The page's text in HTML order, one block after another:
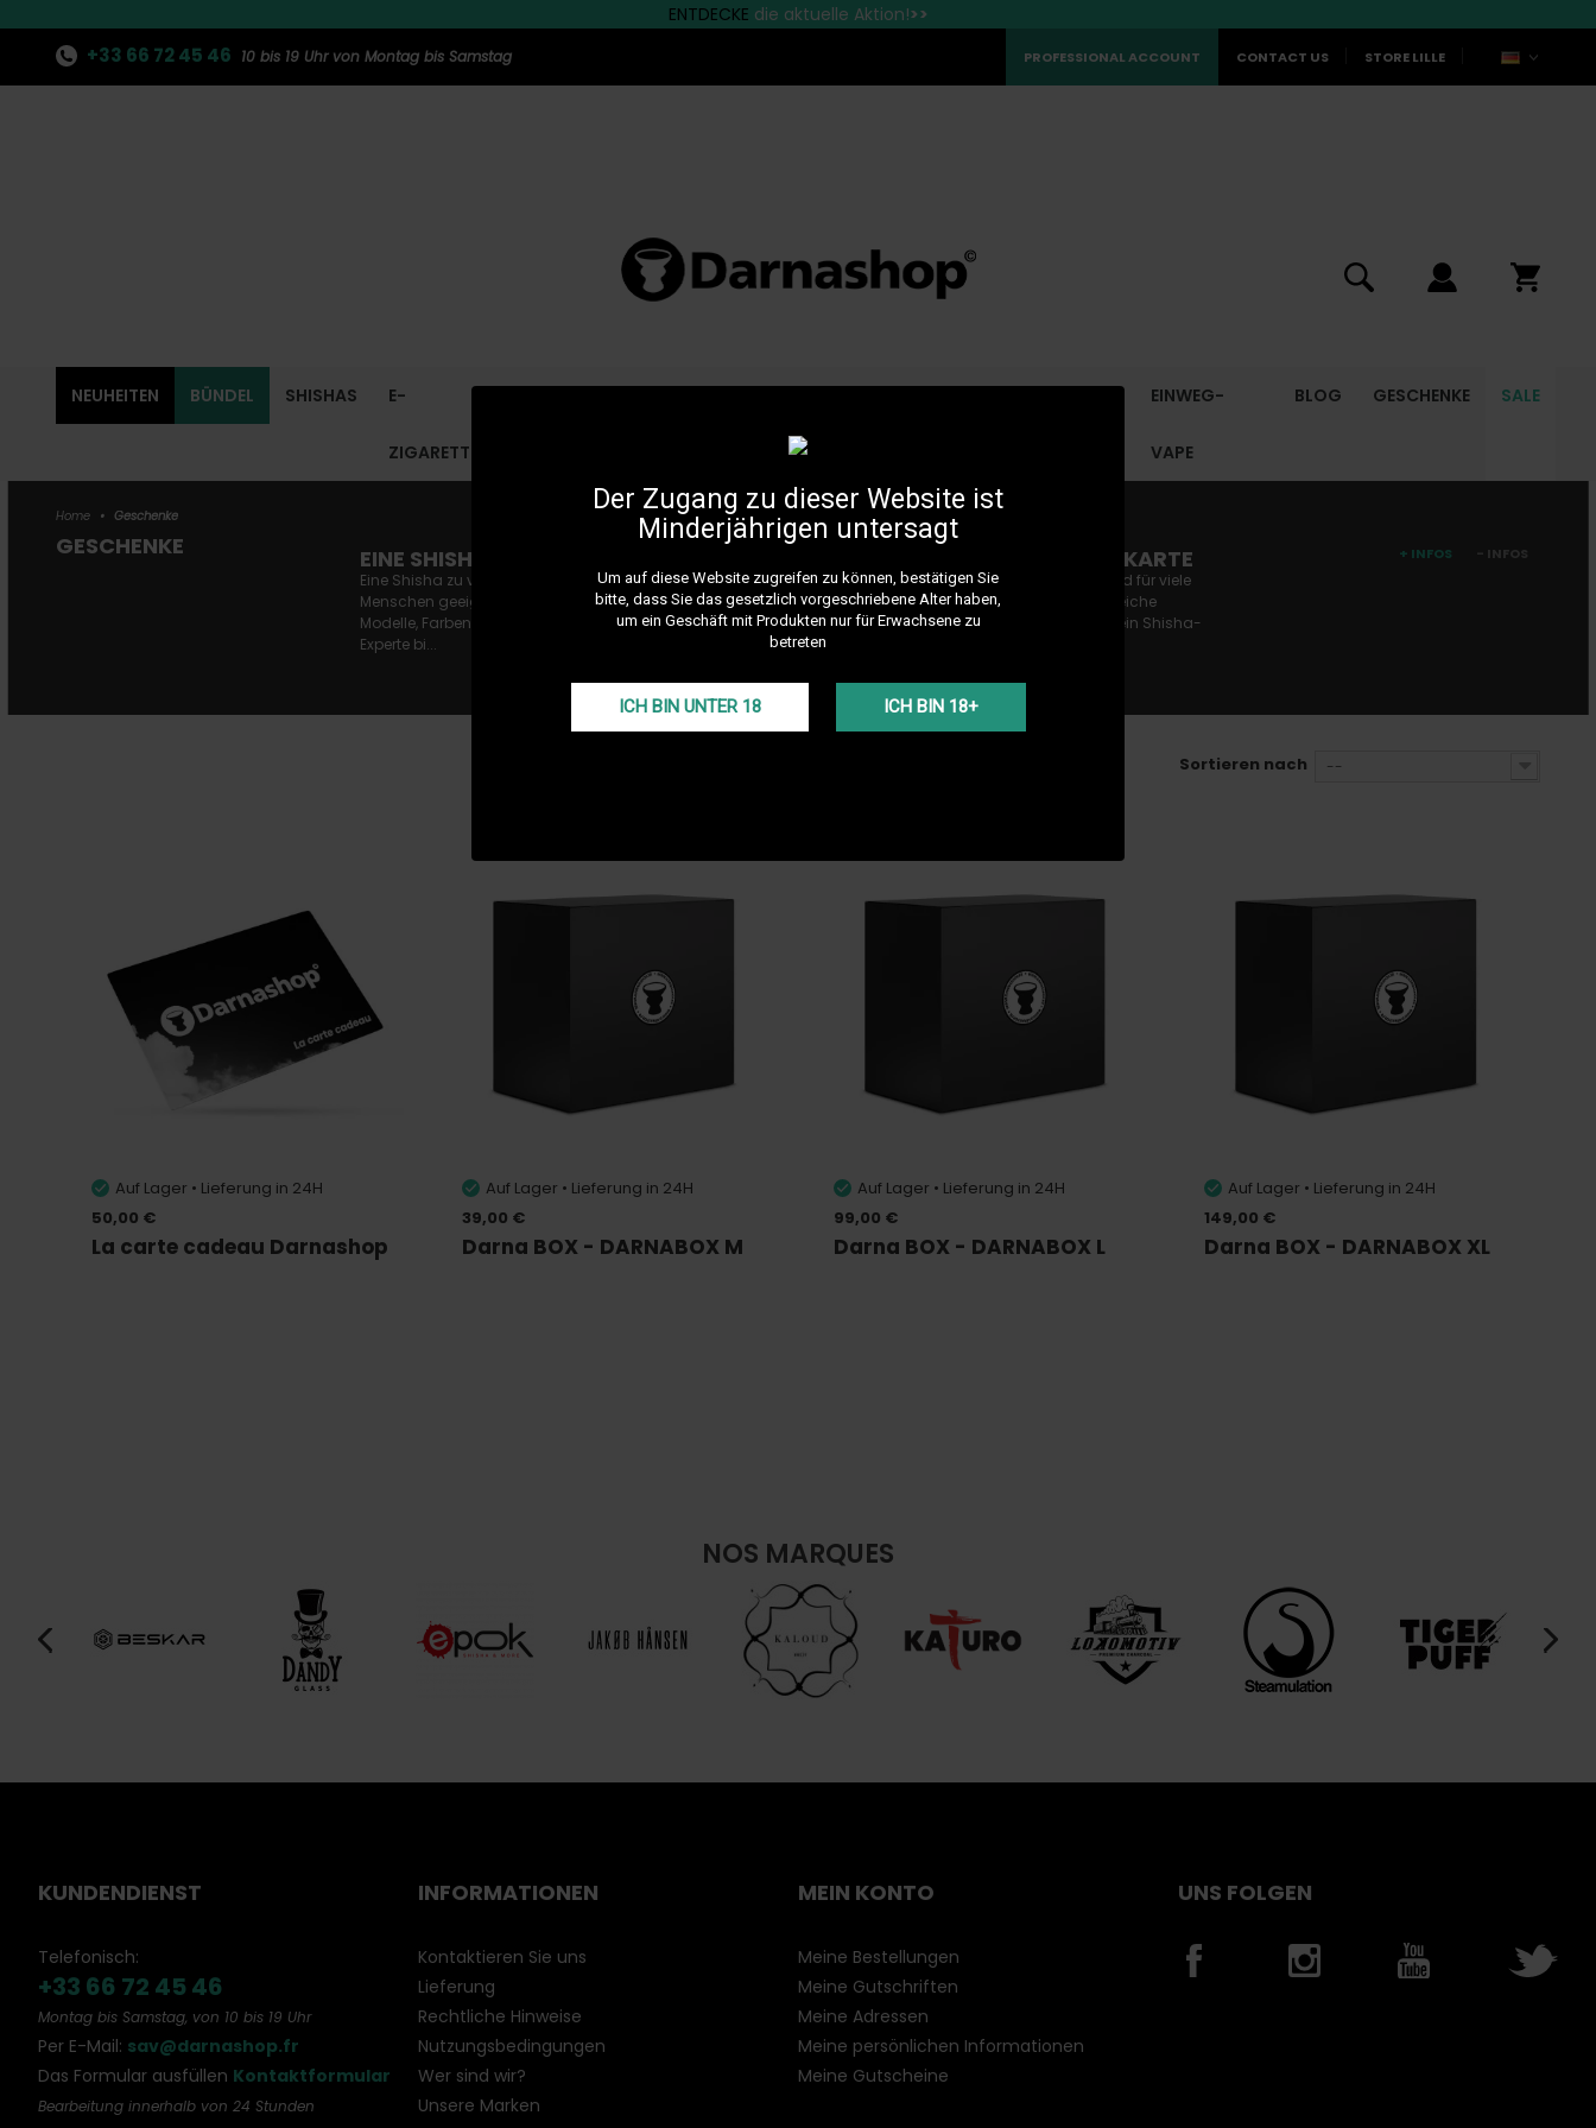
Der Zugang zu dieser Website ist
Minderjährigen untersagt
Um auf diese Website zugreifen zu können, bestätigen Sie
bitte, dass Sie das gesetzlich vorgeschriebene Alter haben,
um ein Geschäft mit Produkten nur für Erwachsene zu
betreten
ICH BIN UNTER 18 ICH BIN 18+
ENTDECKE die aktuelle Aktion!>>
Schnelle Lieferung nach Deutschland!
Die besten Marken finden Sie bei Darnashop
+33 66 72 45 46 10 bis 19 Uhr von Montag bis Samstag STORE LILLE
CONTACT US
PROFESSIONAL ACCOUNT
NEUHEITEN BÜNDEL SHISHAS E-
ZIGARETTE
EINWEG-
VAPE
BLOG GESCHENKE SALE
Home • Geschenke
GESCHENKE EINE SHISHA VERSCHENKEN: DENKEN SIE AN DIE DARNASHOP-GESCHENKKARTE
Eine Shisha zu verschenken ist eine originelle Geschenkidee, die Nützliches mit Angenehmem verbindet und für viele
Menschen geeignet ist. Ob du einer Frau oder einem Mann eine Shisha schenken möchtest – es gibt zahlreiche
Modelle, Farben, Formen und Marken zur Auswahl, die alle bei Darnashop erhältlich sind. Wenn du selbst kein Shisha-
Experte bi...
+ INFOS - INFOS
Sortieren nach --
Auf Lager • Lieferung in 24H
50,00 €
La carte cadeau Darnashop
Auf Lager • Lieferung in 24H
39,00 €
Darna BOX - DARNABOX M
Auf Lager • Lieferung in 24H
99,00 €
Darna BOX - DARNABOX L
Auf Lager • Lieferung in 24H
149,00 €
Darna BOX - DARNABOX XL
NOS MARQUES
KUNDENDIENST
Telefonisch:
+33 66 72 45 46
Montag bis Samstag, von 10 bis 19 Uhr
Per E-Mail: sav@darnashop.fr
Das Formular ausfüllen Kontaktformular
Bearbeitung innerhalb von 24 Stunden
INFORMATIONEN
Kontaktieren Sie uns
Lieferung
Rechtliche Hinweise
Nutzungsbedingungen
Wer sind wir?
Unsere Marken
MEIN KONTO
Meine Bestellungen
Meine Gutschriften
Meine Adressen
Meine persönlichen Informationen
Meine Gutscheine
UNS FOLGEN